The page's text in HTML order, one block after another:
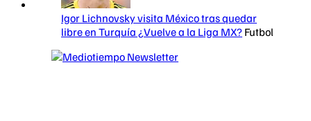
Igor Lichnovsky visita México tras quedar
libre en Turquía ¿Vuelve a la Liga MX? Futbol